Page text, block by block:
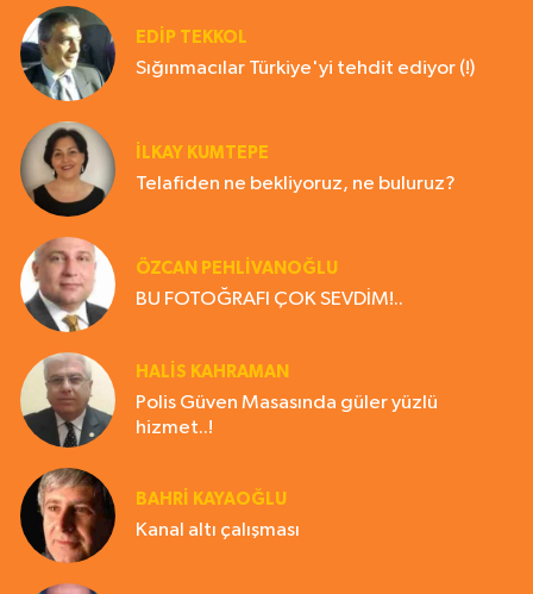
EDIP TEKKOL
Sığınmacılar Türkiye'yi tehdit ediyor (!)
İLKAY KUMTEPE
Telafiden ne bekliyoruz, ne buluruz?
ÖZCAN PEHLİVANOĞLU
BU FOTOĞRAFI ÇOK SEVDİM!..
HALIS KAHRAMAN
Polis Güven Masasında güler yüzlü
hizmet..!
BAHRI KAYAOĞLU
Kanal altı çalışması